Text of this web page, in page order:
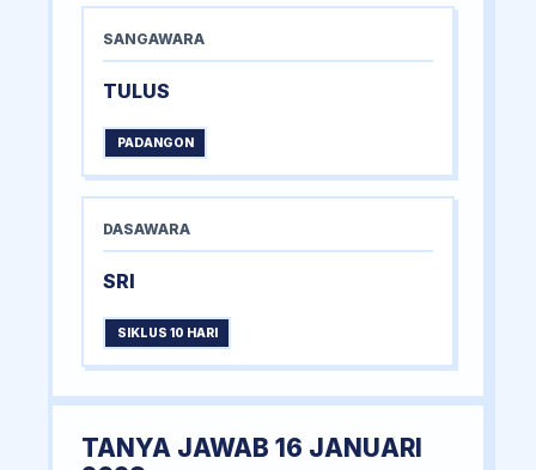
SANGAWARA
TULUS
PADANGON
DASAWARA
SRI
SIKLUS 10 HARI
TANYA JAWAB 16 JANUARI